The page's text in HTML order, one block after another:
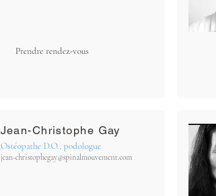
Prendre rendez-vous
Jean-Christophe Gay
Ostéopathe D.O., podologue
jean-christophegay@spinalmouvement.com